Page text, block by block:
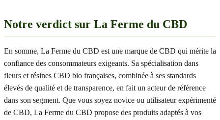
Notre verdict sur La Ferme du CBD
En somme, La Ferme du CBD est une marque de CBD qui mérite la
confiance des consommateurs exigeants. Sa spécialisation dans
fleurs et résines CBD bio françaises, combinée à ses standards
élevés de qualité et de transparence, en fait un acteur de référence
dans son segment. Que vous soyez novice ou utilisateur expérimenté
de CBD, La Ferme du CBD propose des produits adaptés à vos